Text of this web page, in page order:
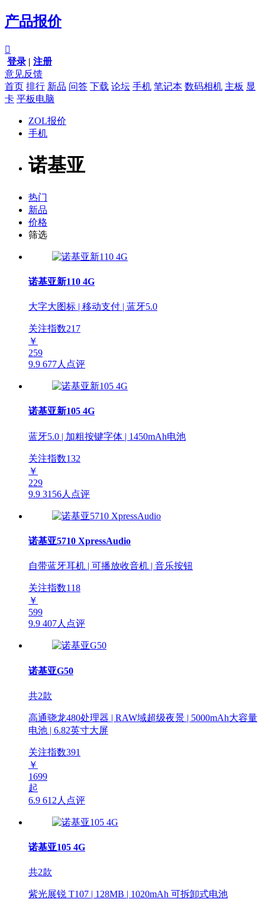
产品报价

登录 | 注册
意见反馈
首页 排行 新品 问答 下载 论坛 手机 笔记本 数码相机 主板 显
卡 平板电脑
ZOL报价
手机
诺基亚
热门
新品
价格
筛选
诺基亚新110 4G
大字大图标 | 移动支付 | 蓝牙5.0
关注指数217
￥
259
9.9 677人点评
诺基亚新105 4G
蓝牙5.0 | 加粗按键字体 | 1450mAh电池
关注指数132
￥
229
9.9 3156人点评
诺基亚5710 XpressAudio
自带蓝牙耳机 | 可播放收音机 | 音乐按钮
关注指数118
￥
599
9.9 407人点评
诺基亚G50
共2款
高通骁龙480处理器 | RAW域超级夜景 | 5000mAh大容量
电池 | 6.82英寸大屏
关注指数391
￥
1699
起
6.9 612人点评
诺基亚105 4G
共2款
紫光展锐 T107 | 128MB | 1020mAh 可拆卸式电池